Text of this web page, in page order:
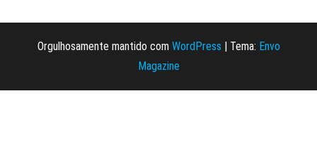
Orgulhosamente mantido com WordPress Tema: Envo
Magazine